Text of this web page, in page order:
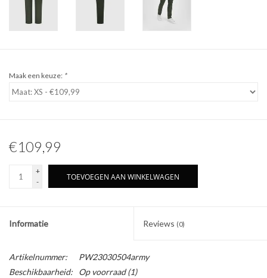
Maak een keuze: *
€109,99
+
-
TOEVOEGEN AAN WINKELWAGEN
Informatie Reviews (0)
Artikelnummer:
PW23030504army
Beschikbaarheid:
Op voorraad(1)